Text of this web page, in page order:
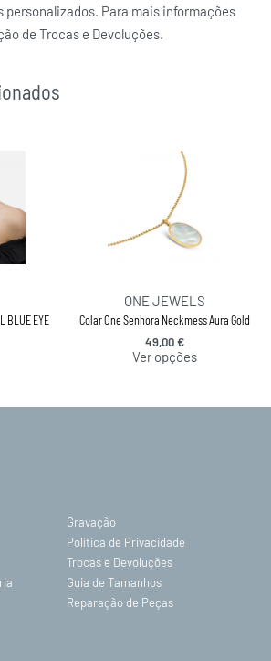
personalizados. Para mais informações
de Trocas e Devoluções.
BLUE EYE
ONE JEWELS
Colar One Senhora Neckmess Aura Gold
49,00€
Ver opções
Gravação
Política de Privacidade
Trocas e Devoluções
Guia de Tamanhos
Reparação de Peças